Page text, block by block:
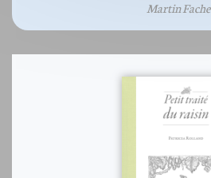
Martin Fache